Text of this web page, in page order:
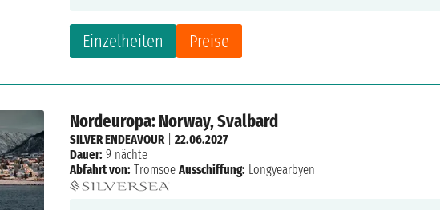
Einzelheiten Preise
Nordeuropa: Norway, Svalbard
SILVER ENDEAVOUR|22.06.2027
Dauer: 9 nächte
Abfahrt von: Tromsoe Ausschiffung: Longyearbyen